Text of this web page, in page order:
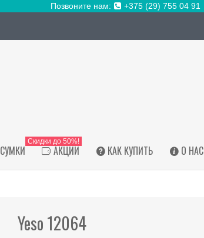
Позвоните нам: +375 (29) 755 04 91
СУМКИ АКЦИИ
Скидки до 50%!
КАК КУПИТЬ О НАС
Yeso 12064